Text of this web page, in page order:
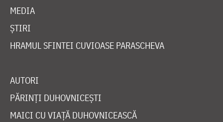
MEDIA
ȘTIRI
HRAMUL SFINTEI CUVIOASE PARASCHEVA
AUTORI
PĂRINȚI DUHOVNICEȘTI
MAICI CU VIAȚĂ DUHOVNICEASCĂ